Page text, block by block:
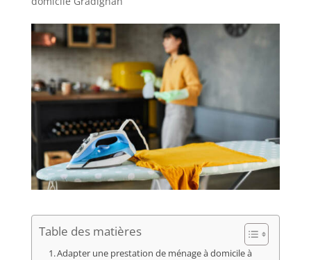
Table des matières
Adapter une prestation de ménage à domicile à